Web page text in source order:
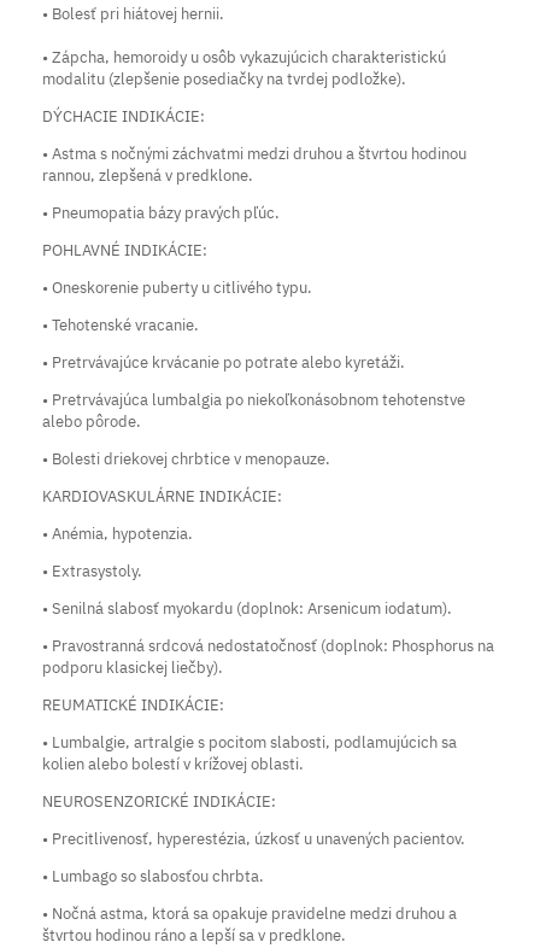
• Bolesť pri hiátovej hernii.
• Zápcha, hemoroidy u osôb vykazujúcich charakteristickú
modalitu (zlepšenie posediačky na tvrdej podložke).
DÝCHACIE INDIKÁCIE:
• Astma s nočnými záchvatmi medzi druhou a štvrtou hodinou
rannou, zlepšená v predklone.
• Pneumopatia bázy pravých pľúc.
POHLAVNÉ INDIKÁCIE:
• Oneskorenie puberty u citlivého typu.
• Tehotenské vracanie.
• Pretrvávajúce krvácanie po potrate alebo kyretáži.
• Pretrvávajúca lumbalgia po niekoľkonásobnom tehotenstve
alebo pôrode.
• Bolesti driekovej chrbtice v menopauze.
KARDIOVASKULÁRNE INDIKÁCIE:
• Anémia, hypotenzia.
• Extrasystoly.
• Senilná slabosť myokardu (doplnok: Arsenicum iodatum).
• Pravostranná srdcová nedostatočnosť (doplnok: Phosphorus na
podporu klasickej liečby).
REUMATICKÉ INDIKÁCIE:
• Lumbalgie, artralgie s pocitom slabosti, podlamujúcich sa
kolien alebo bolestí v krížovej oblasti.
NEUROSENZORICKÉ INDIKÁCIE:
• Precitlivenosť, hyperestézia, úzkosť u unavených pacientov.
• Lumbago so slabosťou chrbta.
• Nočná astma, ktorá sa opakuje pravidelne medzi druhou a
štvrtou hodinou ráno a lepší sa v predklone.